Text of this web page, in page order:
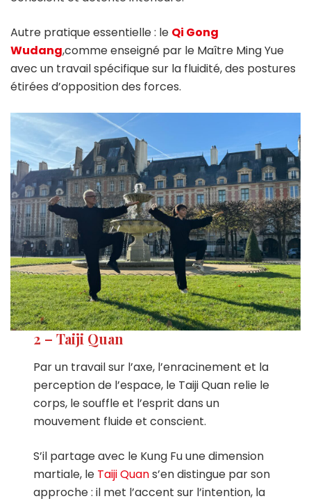
Autre pratique essentielle : le Qi Gong
Wudang,comme enseigné par le Maître Ming Yue
avec un travail spécifique sur la fluidité, des postures
étirées d’opposition des forces.
2 – Taiji Quan
Par un travail sur l’axe, l’enracinement et la
perception de l’espace, le Taiji Quan relie le
corps, le souffle et l’esprit dans un
mouvement fluide et conscient.
S’il partage avec le Kung Fu une dimension
martiale, le Taiji Quans’en distingue par son
approche : il met l’accent sur l’intention, la